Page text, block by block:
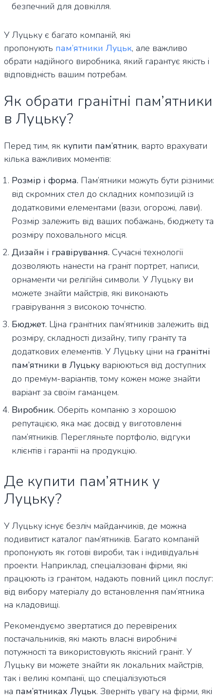
безпечний для довкілля.
У Луцьку є багато компаній, які
пропонують пам’ятники Луцьк, але важливо
обрати надійного виробника, який гарантує якість і
відповідність вашим потребам.
Як обрати гранітні пам’ятники
в Луцьку?
Перед тим, як купити пам’ятник, варто врахувати
кілька важливих моментів:
Розмір і форма. Пам’ятники можуть бути різними:
від скромних стел до складних композицій із
додатковими елементами (вази, огорожі, лави).
Розмір залежить від ваших побажань, бюджету та
розміру поховального місця.
Дизайн і гравірування. Сучасні технології
дозволяють нанести на граніт портрет, написи,
орнаменти чи релігійні символи. У Луцьку ви
можете знайти майстрів, які виконають
гравірування з високою точністю.
Бюджет. Ціна гранітних пам’ятників залежить від
розміру, складності дизайну, типу граніту та
додаткових елементів. У Луцьку ціни на гранітні
пам’ятники в Луцьку варіюються від доступних
до преміум-варіантів, тому кожен може знайти
варіант за своїм гаманцем.
Виробник. Оберіть компанію з хорошою
репутацією, яка має досвід у виготовленні
пам’ятників. Перегляньте портфоліо, відгуки
клієнтів і гарантії на продукцію.
Де купити пам’ятник у
Луцьку?
У Луцьку існує безліч майданчиків, де можна
подивитист каталог пам’ятників. Багато компаній
пропонують як готові вироби, так і індивідуальні
проекти. Наприклад, спеціалізовані фірми, які
працюють із гранітом, надають повний цикл послуг:
від вибору матеріалу до встановлення пам’ятника
на кладовищі.
Рекомендуємо звертатися до перевірених
постачальників, які мають власні виробничі
потужності та використовують якісний граніт. У
Луцьку ви можете знайти як локальних майстрів,
так і великі компанії, що спеціалізуються
на пам’ятниках Луцьк. Зверніть увагу на фірми, які